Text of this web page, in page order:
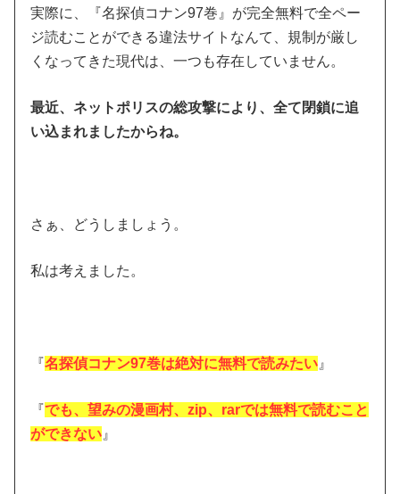
実際に、『名探偵コナン97巻』が完全無料で全ペー
ジ読むことができる違法サイトなんて、規制が厳し
くなってきた現代は、一つも存在していません。
最近、ネットポリスの総攻撃により、全て閉鎖に追
い込まれましたからね。
さぁ、どうしましょう。
私は考えました。
『名探偵コナン97巻は絶対に無料で読みたい 』
『でも、望みの漫画村、zip、rarでは無料で読むこと
ができない 』